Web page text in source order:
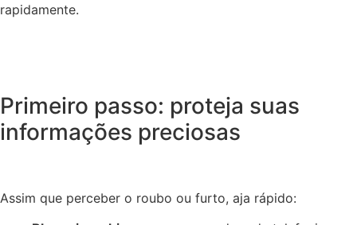
rapidamente.
Primeiro passo: proteja suas
informações preciosas
Assim que perceber o roubo ou furto, aja rápido: